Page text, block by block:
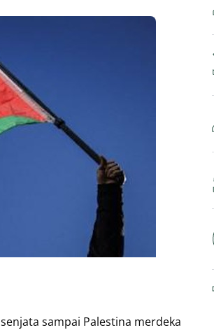
sampai Palestina merdeka